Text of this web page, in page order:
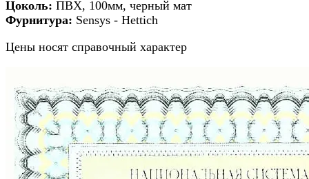
Цоколь: ПВХ, 100мм, черный мат
Фурнитура: Sensys - Hettich
Цены носят справочный характер